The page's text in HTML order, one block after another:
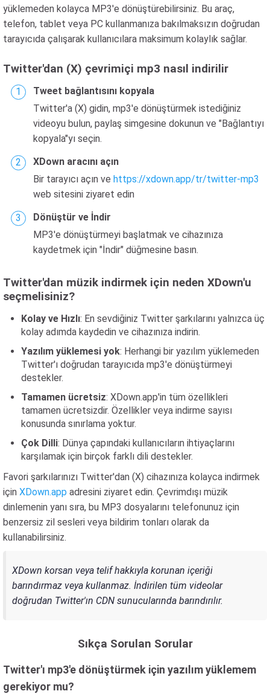
yüklemeden kolayca MP3'e dönüştürebilirsiniz. Bu araç,
telefon, tablet veya PC kullanmanıza bakılmaksızın doğrudan
tarayıcıda çalışarak kullanıcılara maksimum kolaylık sağlar.
Twitter'dan (X) çevrimiçi mp3 nasıl indirilir
Tweet bağlantısını kopyala
Twitter'a (X) gidin, mp3'e dönüştürmek istediğiniz
videoyu bulun, paylaş simgesine dokunun ve "Bağlantıyı
kopyala"yı seçin.
XDown aracını açın
Bir tarayıcı açın ve https://xdown.app/tr/twitter-mp3
web sitesini ziyaret edin
Dönüştür ve İndir
MP3'e dönüştürmeyi başlatmak ve cihazınıza
kaydetmek için "İndir" düğmesine basın.
Twitter'dan müzik indirmek için neden XDown'u
seçmelisiniz?
Kolay ve Hızlı: En sevdiğiniz Twitter şarkılarını yalnızca üç
kolay adımda kaydedin ve cihazınıza indirin.
Yazılım yüklemesi yok: Herhangi bir yazılım yüklemeden
Twitter'ı doğrudan tarayıcıda mp3'e dönüştürmeyi
destekler.
Tamamen ücretsiz: XDown.app'in tüm özellikleri
tamamen ücretsizdir. Özellikler veya indirme sayısı
konusunda sınırlama yoktur.
Çok Dilli: Dünya çapındaki kullanıcıların ihtiyaçlarını
karşılamak için birçok farklı dili destekler.
Favori şarkılarınızı Twitter'dan (X) cihazınıza kolayca indirmek
için XDown.app adresini ziyaret edin. Çevrimdışı müzik
dinlemenin yanı sıra, bu MP3 dosyalarını telefonunuz için
benzersiz zil sesleri veya bildirim tonları olarak da
kullanabilirsiniz.
XDown korsan veya telif hakkıyla korunan içeriği
barındırmaz veya kullanmaz. İndirilen tüm videolar
doğrudan Twitter'ın CDN sunucularında barındırılır.
Sıkça Sorulan Sorular
Twitter'ı mp3'e dönüştürmek için yazılım yüklemem
gerekiyor mu?